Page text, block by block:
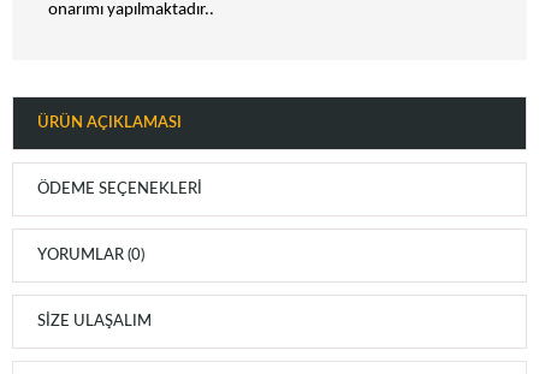
onarımı yapılmaktadır..
ÜRÜN AÇIKLAMASI
ÖDEME SEÇENEKLERI
YORUMLAR (0)
SIZE ULAŞALIM